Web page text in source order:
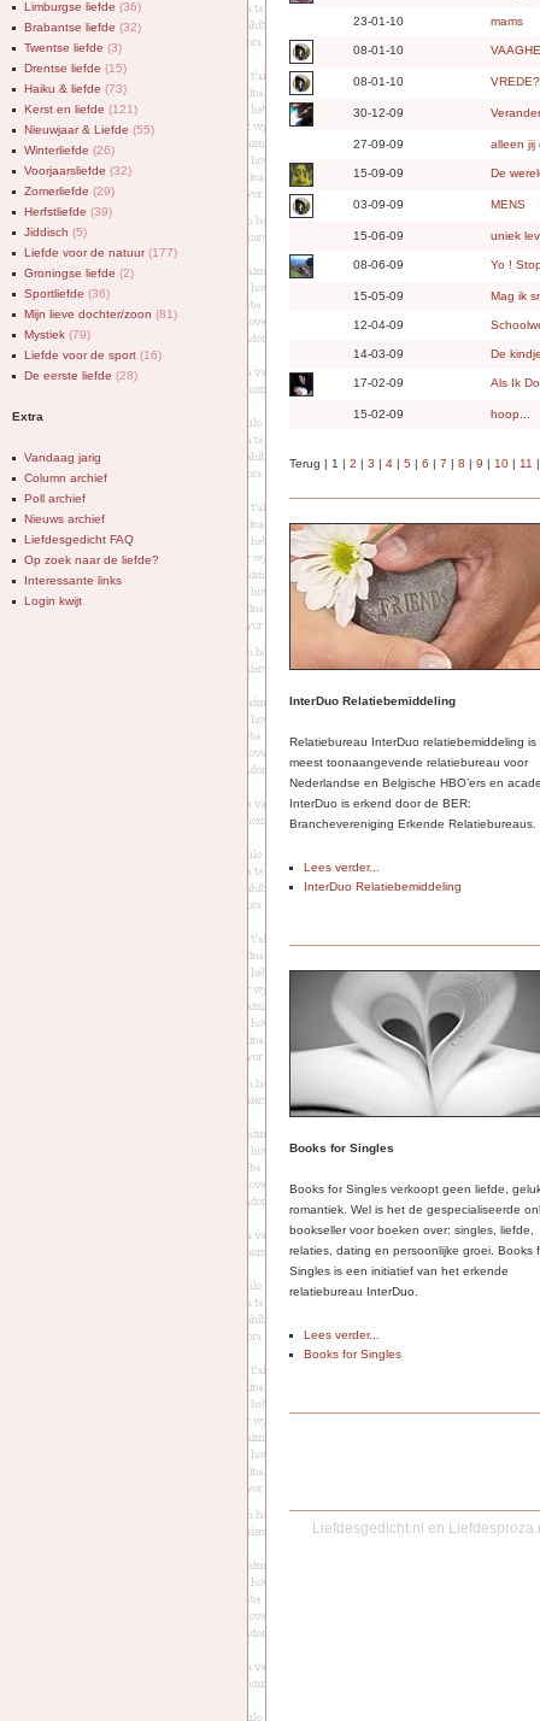
23-01-10 mams
08-01-10
08-01-10
30-12-09
27-09-09 alleen jij
15-09-09 De
03-09-09 MENS
15-06-09 uniek
08-06-09 Yo !
15-05-09 Mag ik
12-04-09
14-03-09 De
17-02-09 Als Ik
15-02-09 hoop...
Terug | 1 | 2 | 3 | 4 | 5 | 6 | 7 | 8 | 9 | 10 | 11
InterDuo Relatiebemiddeling
Relatiebureau InterDuo relatiebemiddeling is
meest toonaangevende relatiebureau voor
Nederlandse en Belgische HBO’ers en
InterDuo is erkend door de BER:
Branchevereniging Erkende Relatiebureaus.
Lees verder...
InterDuo Relatiebemiddeling
Books for Singles
Books for Singles verkoopt geen liefde,
romantiek. Wel is het de gespecialiseerde
bookseller voor boeken over: singles, liefde,
relaties, dating en persoonlijke groei. Books
Singles is een initiatief van het erkende
relatiebureau InterDuo.
Lees verder...
Books for Singles
Liefdesgedicht.nl en
Limburgse liefde (36)
Brabantse liefde (32)
Twentse liefde (3)
Drentse liefde (15)
Haiku & liefde (73)
Kerst en liefde (121)
Nieuwjaar & Liefde (55)
Winterliefde (26)
Voorjaarsliefde (32)
Zomerliefde (29)
Herfstliefde (39)
Jiddisch (5)
Liefde voor de natuur(177)
Groningse liefde (2)
Sportliefde (36)
Mijn lieve dochter/zoon (81)
Mystiek (79)
Liefde voor de sport (16)
De eerste liefde (28)
Extra
Vandaag jarig
Column archief
Poll archief
Nieuws archief
Liefdesgedicht FAQ
Op zoek naar de liefde?
Interessante links
Login kwijt